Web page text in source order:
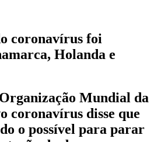
coronavírus foi
Holanda e
Mundial da
coronavírus disse que
o possível para parar